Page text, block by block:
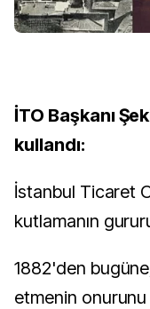
İTO Başkanı
kullandı:
İstanbul Ticaret
kutlamanın
1882'den
etmenin